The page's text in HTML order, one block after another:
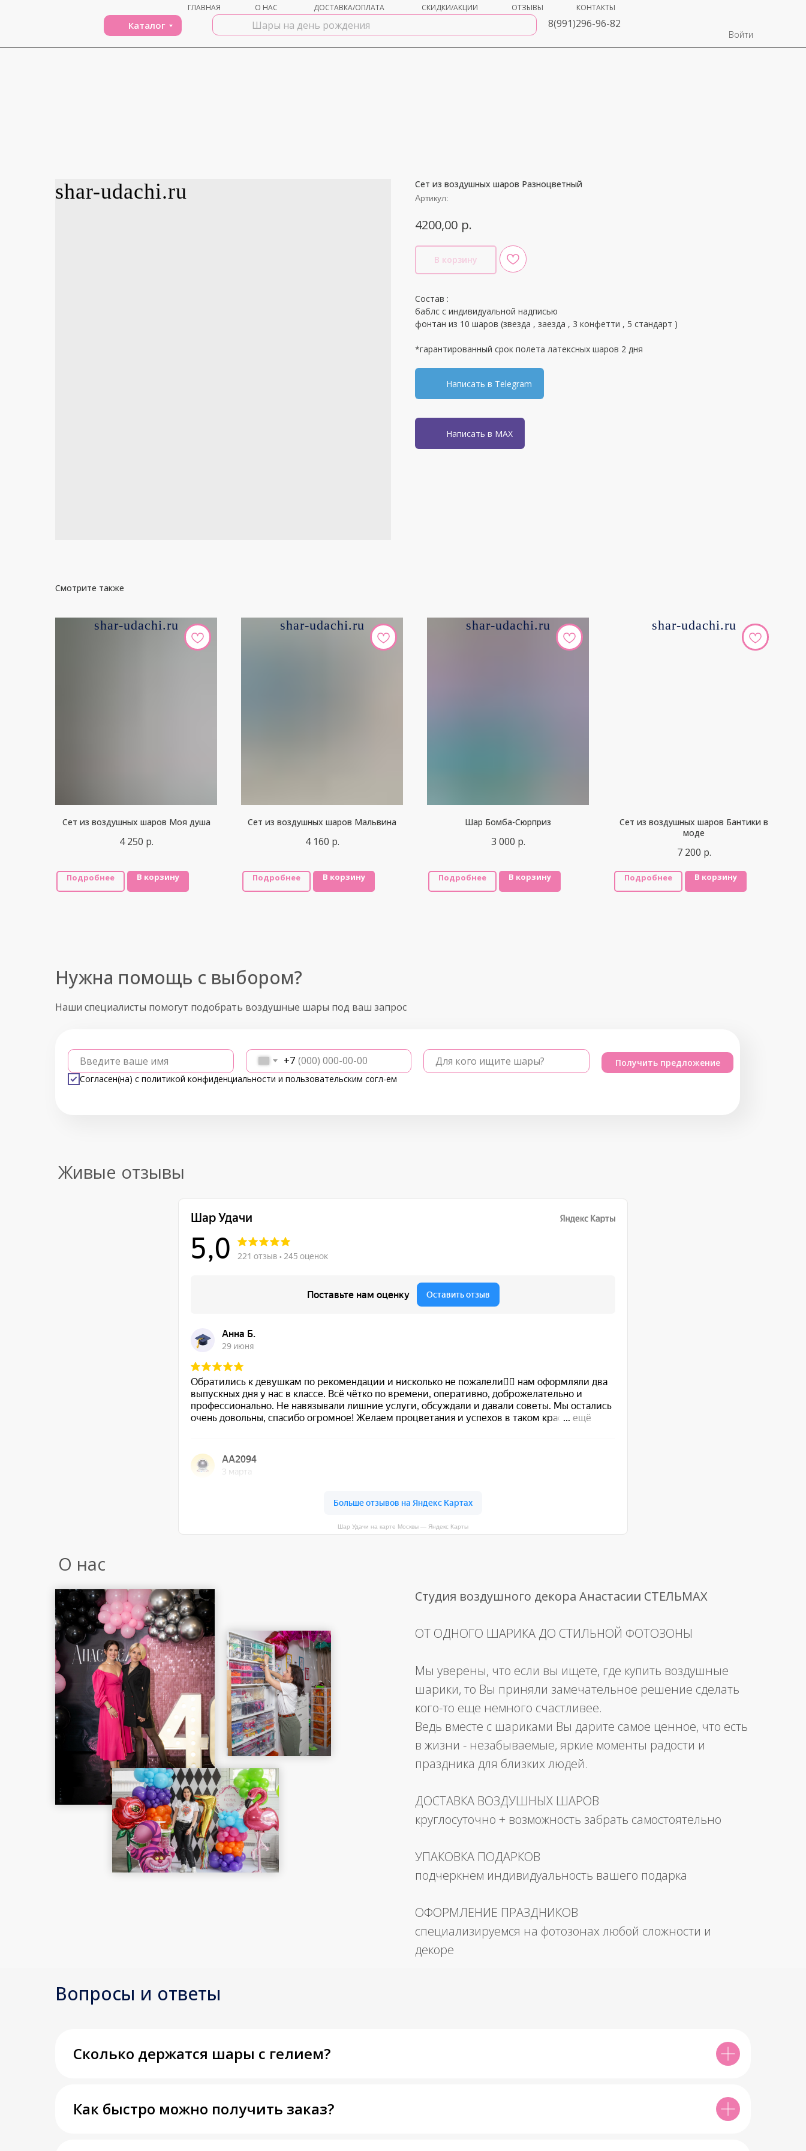
О НАС
ГЛАВНАЯ СКИДКИ/АКЦИИ
ДОСТАВКА/ОПЛАТА ОТЗЫВЫ КОНТАКТЫ
Каталог
Войти
8(991)296-96-82
shar-udachi.ru shar-udachi.ruСет из воздушных шаров Разноцветный
Артикул:
4200,00 р.
В корзину
Состав :
баблс с индивидуальной надписью
фонтан из 10 шаров (звезда , заезда , 3 конфетти , 5 стандарт )
*гарантированный срок полета латексных шаров 2 дня
Написать в Telegram
Написать в MAX
Смотрите также
shar-udachi.ru
Сет из воздушных шаров Моя душа
4 250 р.
Подробнее В корзину
shar-udachi.ru
Сет из воздушных шаров Мальвина
4 160 р.
Подробнее В корзину
shar-udachi.ru
Шар Бомба-Сюрприз
3 000 р.
Подробнее В корзину
shar-udachi.ru
Сет из воздушных шаров Бантики в
моде
7 200 р.
Подробнее В корзину
Наши специалисты помогут подобрать воздушные шары под ваш запрос
Введите ваше имя +7 Для кого ищите шары?
Согласен(на) с политикой конфиденциальности и пользовательским согл-ем
Получить предложение
Нужна помощь с выбором?
Живые отзывы
Шар Удачи на карте Москвы — Яндекс Карты
О нас
Студия воздушного декора Анастасии СТЕЛЬМАХ
ОТ ОДНОГО ШАРИКА ДО СТИЛЬНОЙ ФОТОЗОНЫ
Мы уверены, что если вы ищете, где купить воздушные
шарики, то Вы приняли замечательное решение сделать
кого-то еще немного счастливее.
Ведь вместе с шариками Вы дарите самое ценное, что есть
в жизни - незабываемые, яркие моменты радости и
праздника для близких людей.
ДОСТАВКА ВОЗДУШНЫХ ШАРОВ
круглосуточно + возможность забрать самостоятельно
УПАКОВКА ПОДАРКОВ
подчеркнем индивидуальность вашего подарка
ОФОРМЛЕНИЕ ПРАЗДНИКОВ
специализируемся на фотозонах любой сложности и
декоре
Вопросы и ответы
Сколько держатся шары с гелием?
Как быстро можно получить заказ?